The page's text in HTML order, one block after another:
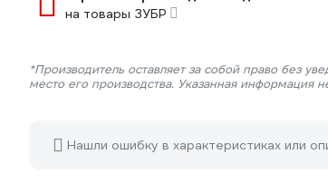
на товары ЗУБР
*Производитель оставляет за собой право без
место его производства. Указанная информация
Нашли ошибку в характеристиках или